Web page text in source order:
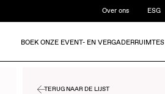
Over ons ESG
BOEK ONZE EVENT- EN VERGADERRUIMTES
TERUG NAAR DE LIJST